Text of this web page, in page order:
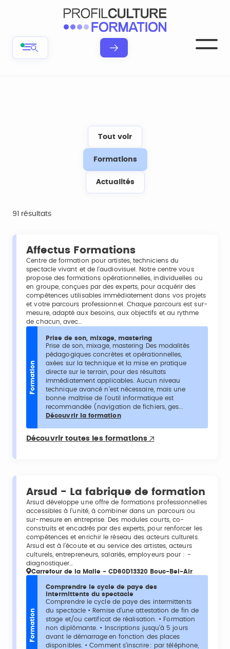
Tout voir
Formations
Actualités
91 résultats
Affectus Formations
Centre de formation pour artistes, techniciens du
spectacle vivant et de l’audiovisuel. Notre centre vous
propose des formations opérationnelles, individuelles ou
en groupe, conçues par des experts, pour acquérir des
compétences utilisables immédiatement dans vos projets
et votre parcours professionnel. Chaque parcours est sur-
mesure, adapté aux besoins, aux objectifs et au rythme
de chacun, avec…
Formation
Prise de son, mixage, mastering
Prise de son, mixage, mastering Des modalités
pédagogiques concrètes et opérationnelles,
axées sur la technique et la mise en pratique
directe sur le terrain, pour des résultats
immédiatement applicables. Aucun niveau
technique avancé n’est nécessaire, mais une
bonne maîtrise de l’outil informatique est
recommandée (navigation de fichiers, ges...
Découvrir la formation
Découvrir toutes les formations
Arsud - La fabrique de formation
Arsud développe une offre de formations professionnelles
accessibles à l’unité, à combiner dans un parcours ou
sur-mesure en entreprise. Des modules courts, co-
construits et encadrés par des experts, pour renforcer les
compétences et enrichir le réseau des acteurs culturels.
Arsud est à l’écoute et au service des artistes, acteurs
culturels, entrepreneurs, salariés, employeurs pour : -
diagnostiquer…
Carrefour de la Malle - CD60D13320 Bouc-Bel-Air
Formation
Comprendre le cycle de paye des
intermittents du spectacle
Comprendre le cycle de paye des intermittents
du spectacle • Remise d’une attestation de fin de
stage et/ou certificat de réalisation. • Formation
non diplômante. • Inscriptions jusqu’à 5 jours
avant le démarrage en fonction des places
disponibles. • Comment s’inscrire : par téléphone,